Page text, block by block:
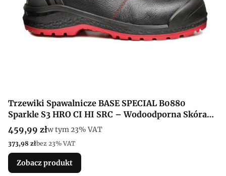
Trzewiki Spawalnicze BASE SPECIAL B0880
Sparkle S3 HRO CI HI SRC – Wodoodporna Skóra
Licowa i Podeszwa Odporna na Gorące Podłoże
Cena brutto
459,99 złw tym %s VAT
w tym23% VAT
Cena netto
373,98 złbez 23% VAT
Zobacz produkt